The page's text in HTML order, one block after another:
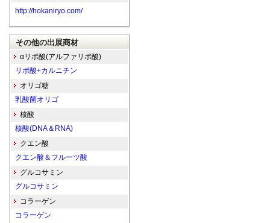
http://hokaniryo.com/
その他の出展商材
αリポ酸(アルファリポ酸)
リポ酸+カルニチン
オリゴ糖
乳酸菌オリゴ
核酸
核酸(DNA＆RNA)
クエン酸
クエン酸＆フルーツ酸
グルコサミン
グルコサミン
コラーゲン
コラーゲン